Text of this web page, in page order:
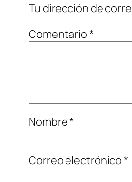
Tu dirección de
Comentario*
Nombre*
Correo electrónico*